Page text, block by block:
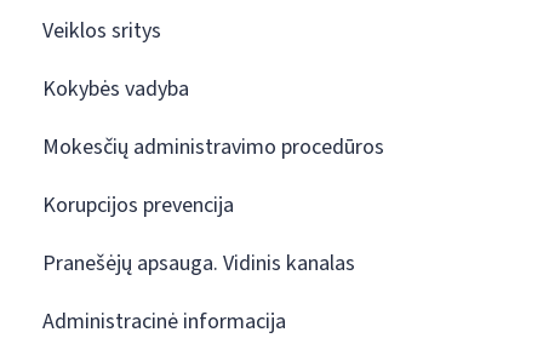
Veiklos sritys
Kokybės vadyba
Mokesčių administravimo procedūros
Korupcijos prevencija
Pranešėjų apsauga. Vidinis kanalas
Administracinė informacija